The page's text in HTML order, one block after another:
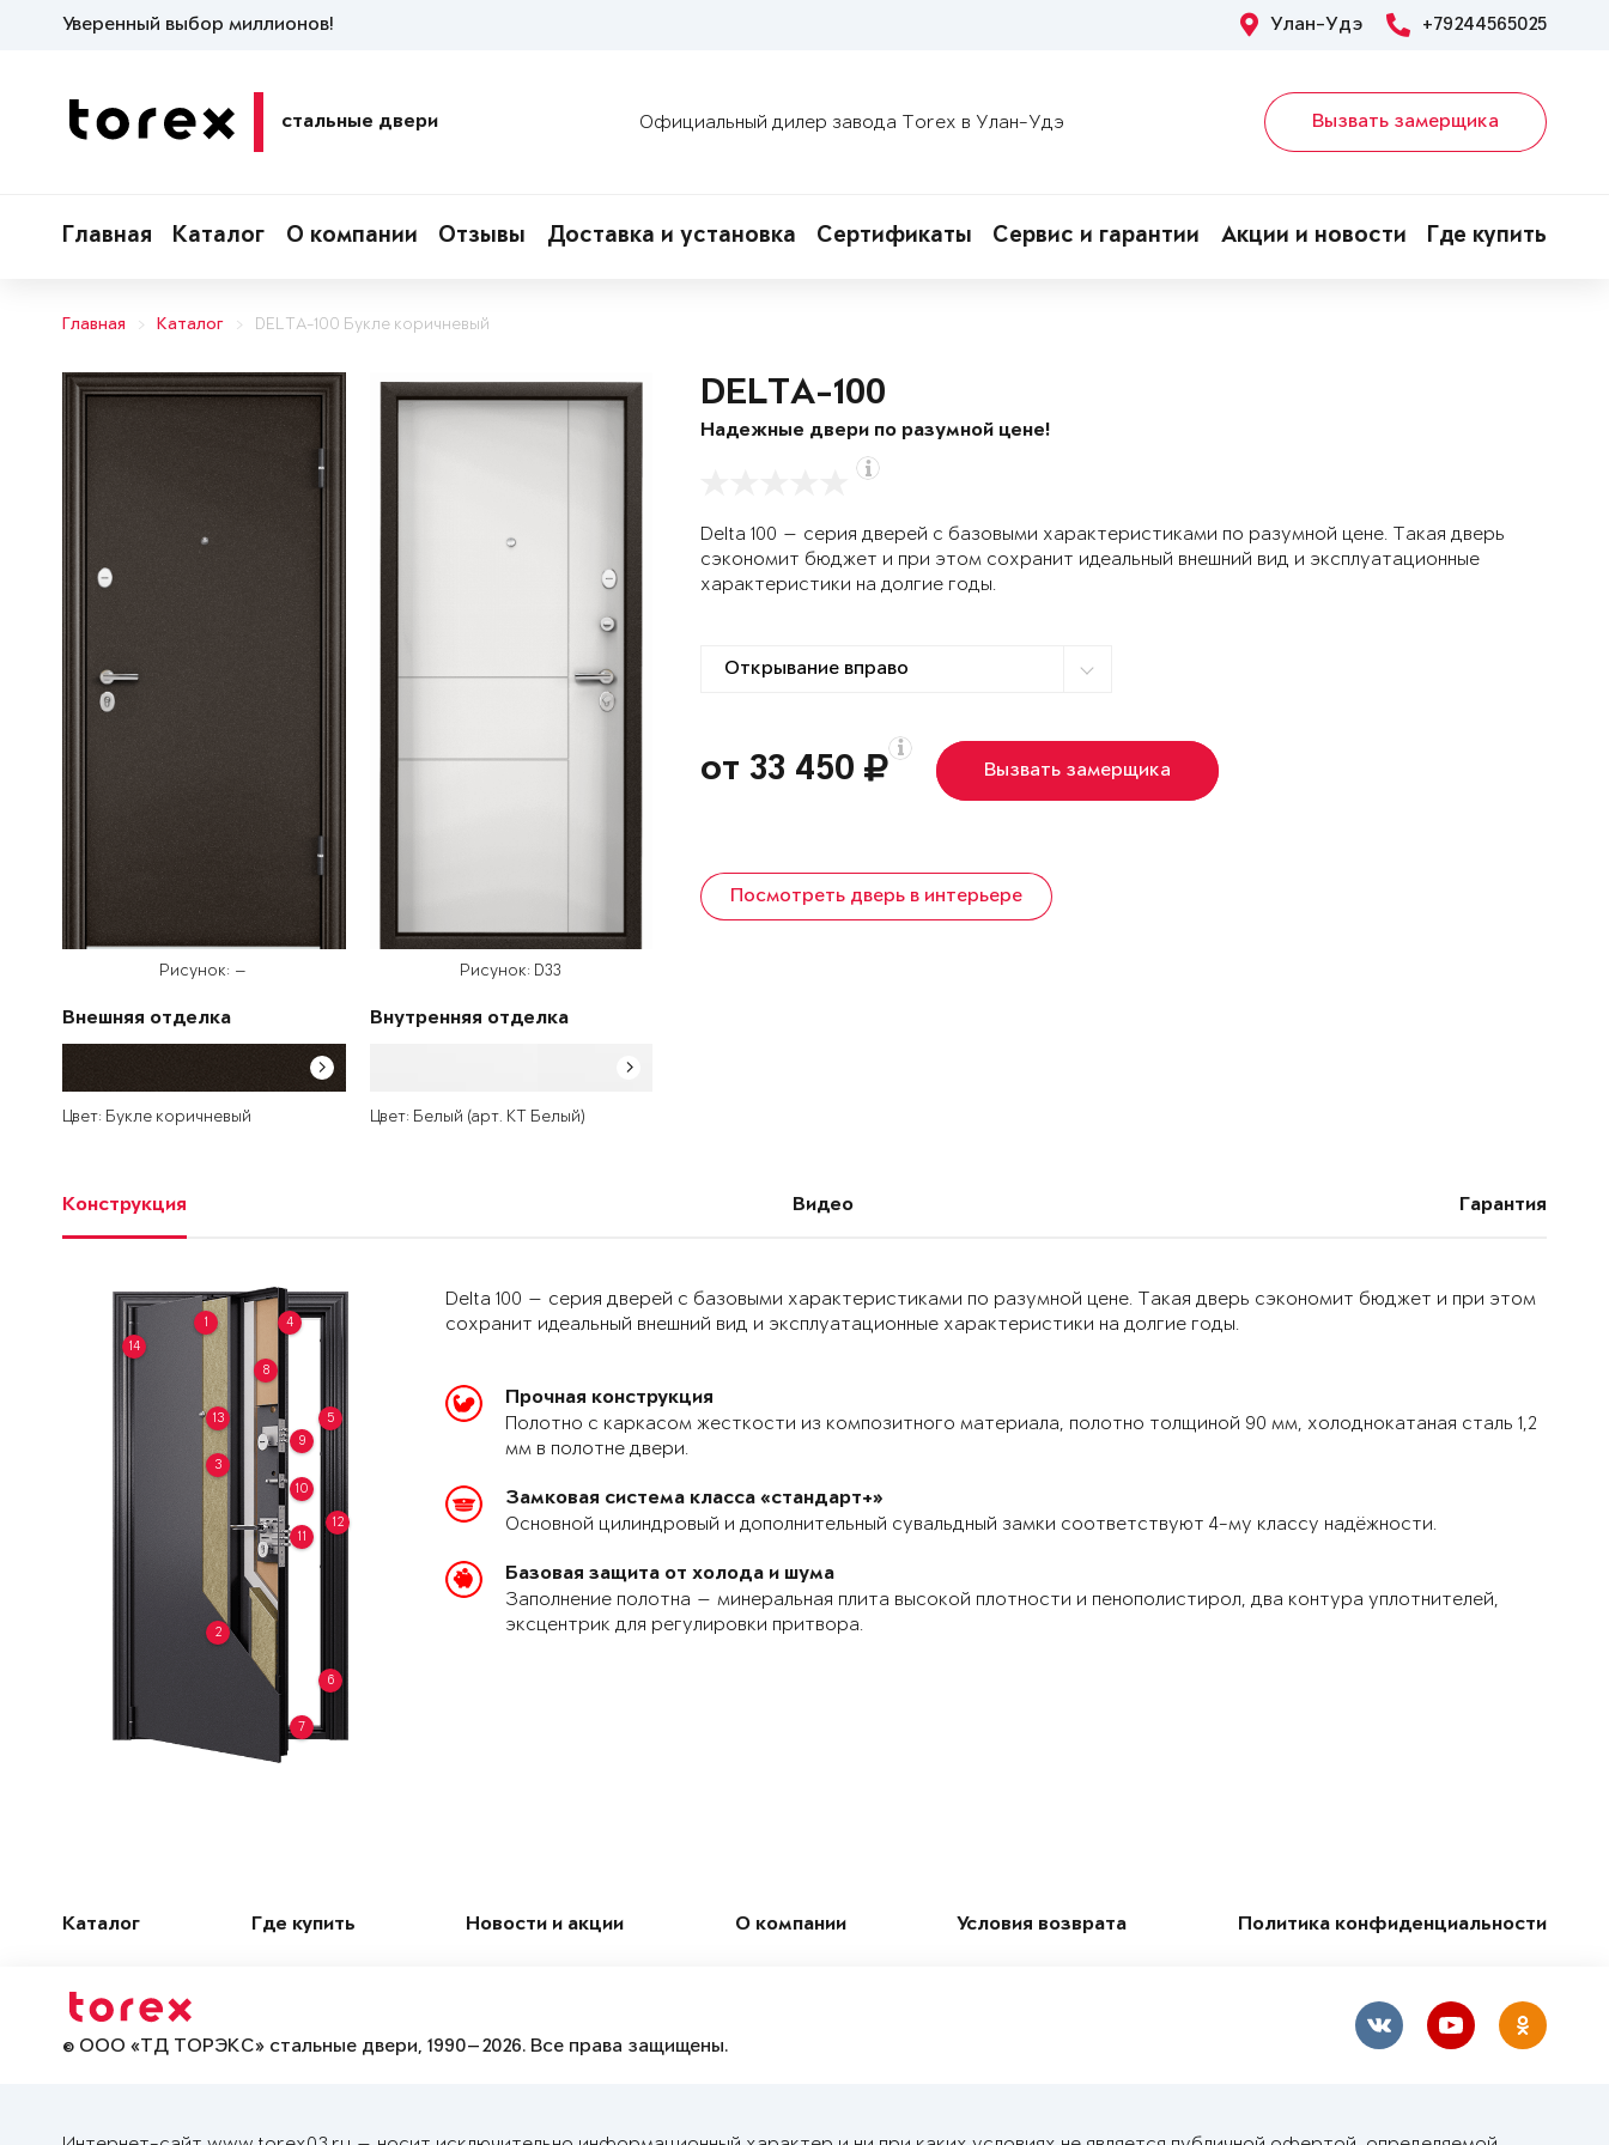
Уверенный выбор миллионов! Улан-Удэ +79244565025
стальные двери Официальный дилер завода Torex в Улан-Удэ Вызвать замерщика
Главная Каталог О компании Отзывы Доставка и установка Сертификаты Сервис и гарантии Акции и новости Где купить
Главная Каталог DELTA-100 Букле коричневый
Рисунок: —
Внешняя отделка
Цвет: Букле коричневый
Рисунок: D33
Внутренняя отделка
Цвет: Белый (арт. КТ Белый)
DELTA-100
Надежные двери по разумной цене!
Delta 100 — серия дверей с базовыми характеристиками по разумной цене. Такая дверь
сэкономит бюджет и при этом сохранит идеальный внешний вид и эксплуатационные
характеристики на долгие годы.
от 33 450 Вызвать замерщика
Посмотреть дверь в интерьере
Конструкция Видео Гарантия
1
2
3
4
5
6
7
8
9
10
11
12
13
14
Delta 100 — серия дверей с базовыми характеристиками по разумной цене. Такая дверь сэкономит бюджет и при этом
сохранит идеальный внешний вид и эксплуатационные характеристики на долгие годы.
Прочная конструкция
Полотно с каркасом жесткости из композитного материала, полотно толщиной 90 мм, холоднокатаная сталь 1,2
мм в полотне двери.
Замковая система класса «стандарт+»
Основной цилиндровый и дополнительный сувальдный замки соответствуют 4-му классу надёжности.
Базовая защита от холода и шума
Заполнение полотна — минеральная плита высокой плотности и пенополистирол, два контура уплотнителей,
эксцентрик для регулировки притвора.
Каталог Где купить Новости и акции О компании Условия возврата Политика конфиденциальности
© ООО «ТД ТОРЭКС» стальные двери, 1990—2026. Все права защищены.